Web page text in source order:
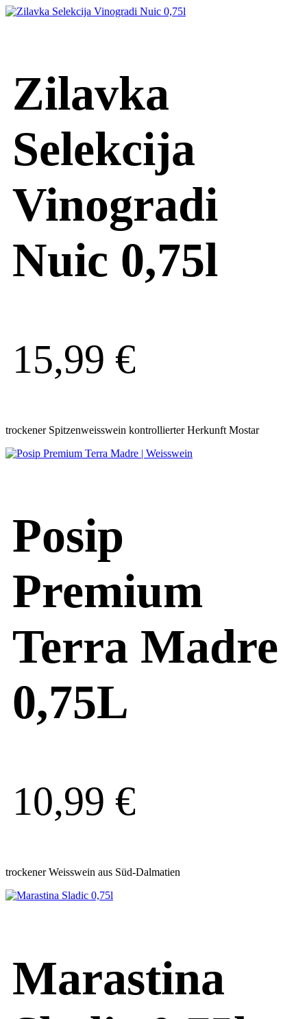
Zilavka
Selekcija
Vinogradi
Nuic 0,75l
15,99 €
trockener Spitzenweisswein kontrollierter Herkunft Mostar
Posip
Premium
Terra Madre
0,75L
10,99 €
trockener Weisswein aus Süd-Dalmatien
Marastina